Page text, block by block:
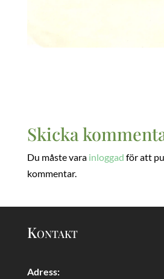
Skicka
Du måste vara inloggad för att
kommentar.
Kontakt
Adress: